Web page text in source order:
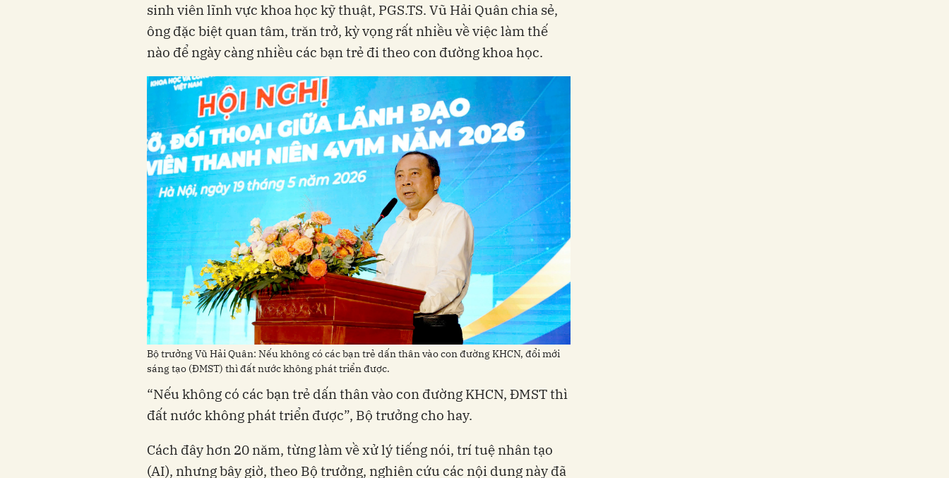
sinh viên lĩnh vực khoa học kỹ thuật, PGS.TS. Vũ Hải Quân chia sẻ,
ông đặc biệt quan tâm, trăn trở, kỳ vọng rất nhiều về việc làm thế
nào để ngày càng nhiều các bạn trẻ đi theo con đường khoa học.
Bộ trưởng Vũ Hải Quân: Nếu không có các bạn trẻ dấn thân vào con đường KHCN, đổi mới
sáng tạo (ĐMST) thì đất nước không phát triển được.
“Nếu không có các bạn trẻ dấn thân vào con đường KHCN, ĐMST thì
đất nước không phát triển được”, Bộ trưởng cho hay.
Cách đây hơn 20 năm, từng làm về xử lý tiếng nói, trí tuệ nhân tạo
(AI), nhưng bây giờ, theo Bộ trưởng, nghiên cứu các nội dung này đã